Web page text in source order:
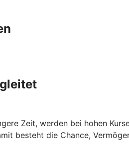
Zeit, werden bei hohen
besteht die Chance,